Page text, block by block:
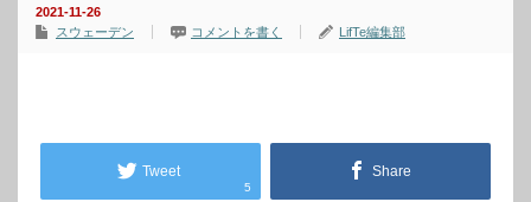
2021-11-26
スウェーデン
コメントを書く LifTe編集部
Tweet
5
Share